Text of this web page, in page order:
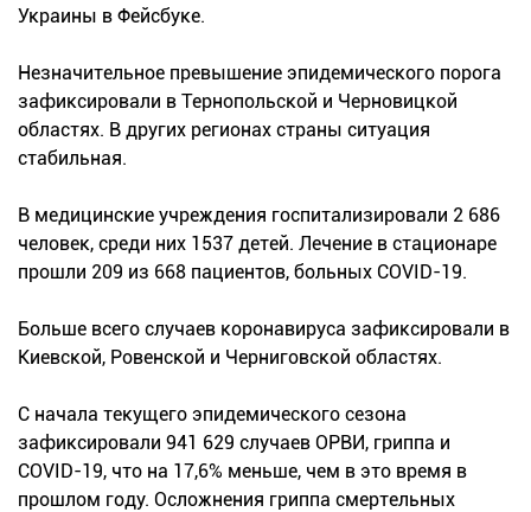
Украины в Фейсбуке.
Незначительное превышение эпидемического порога
зафиксировали в Тернопольской и Черновицкой
областях. В других регионах страны ситуация
стабильная.
В медицинские учреждения госпитализировали 2 686
человек, среди них 1537 детей. Лечение в стационаре
прошли 209 из 668 пациентов, больных COVID-19.
Больше всего случаев коронавируса зафиксировали в
Киевской, Ровенской и Черниговской областях.
С начала текущего эпидемического сезона
зафиксировали 941 629 случаев ОРВИ, гриппа и
COVID-19, что на 17,6% меньше, чем в это время в
прошлом году. Осложнения гриппа смертельных